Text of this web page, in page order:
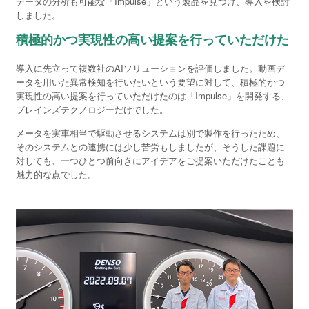
しました。
積極的かつ実現性の高い提案を行っていただけた
導入に先立って複数社のAIソリューションを評価しました。動画デ
ータを用いた異常検知を行いたいという要望に対して、積極的かつ
実現性の高い提案を行っていただけたのは「Impulse」を開発する、
ブレインズテクノロジーだけでした。
メータを実車相当で駆動させるシステムは別で製作を行ったため、
そのシステムとの連携には少し苦労もしましたが、そうした課題に
対しても、一つひとつ前向きにアイデアをご提案いただけたことも
魅力的な点でした。